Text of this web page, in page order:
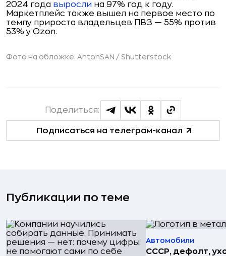
2024 года выросли на 97% год к году.
Маркетплейс также вышел на первое место по
темпу прироста владельцев ПВЗ — 55% против
53% у Ozon.
Фото на обложке: AntonSAN / Shutterstock
Подписаться на телеграм-канал
Поделиться:
Публикации по теме
Автомобили
СССР, дефолт,